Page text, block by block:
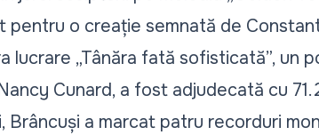
pentru o creație semnată de
lucrare „Tânăra fată sofisticată”, un
Cunard, a fost adjudecată cu
Brâncuși a marcat patru recorduri